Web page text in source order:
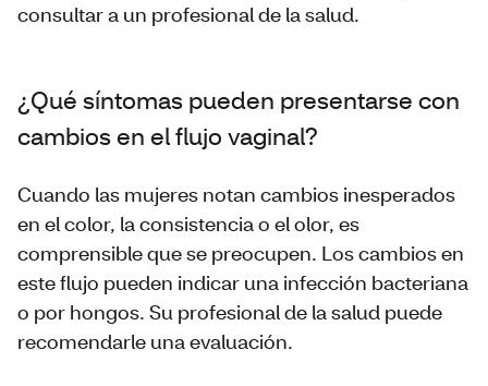
consultar a un profesional de la salud.
¿Qué síntomas pueden presentarse con
cambios en el flujo vaginal?
Cuando las mujeres notan cambios inesperados
en el color, la consistencia o el olor, es
comprensible que se preocupen. Los cambios en
este flujo pueden indicar una infección bacteriana
o por hongos. Su profesional de la salud puede
recomendarle una evaluación.